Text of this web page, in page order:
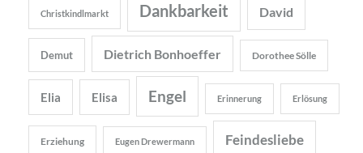
Christkindlmarkt Dankbarkeit David
Demut Dietrich Bonhoeffer Dorothee Sölle
Elia Elisa Engel Erinnerung Erlösung
Erziehung Eugen Drewermann Feindesliebe